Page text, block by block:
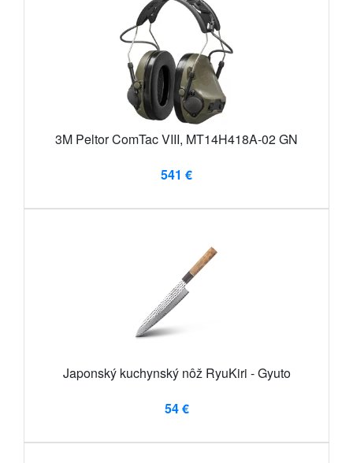
3M Peltor ComTac VIII, MT14H418A-02 GN
541 €
Japonský kuchynský nôž RyuKiri - Gyuto
54 €